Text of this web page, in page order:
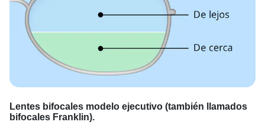
Lentes bifocales modelo ejecutivo (también llamados
bifocales Franklin).